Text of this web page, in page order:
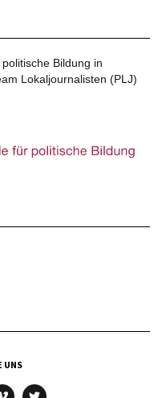
Bildung in
Lokaljournalisten (PLJ)
UNS